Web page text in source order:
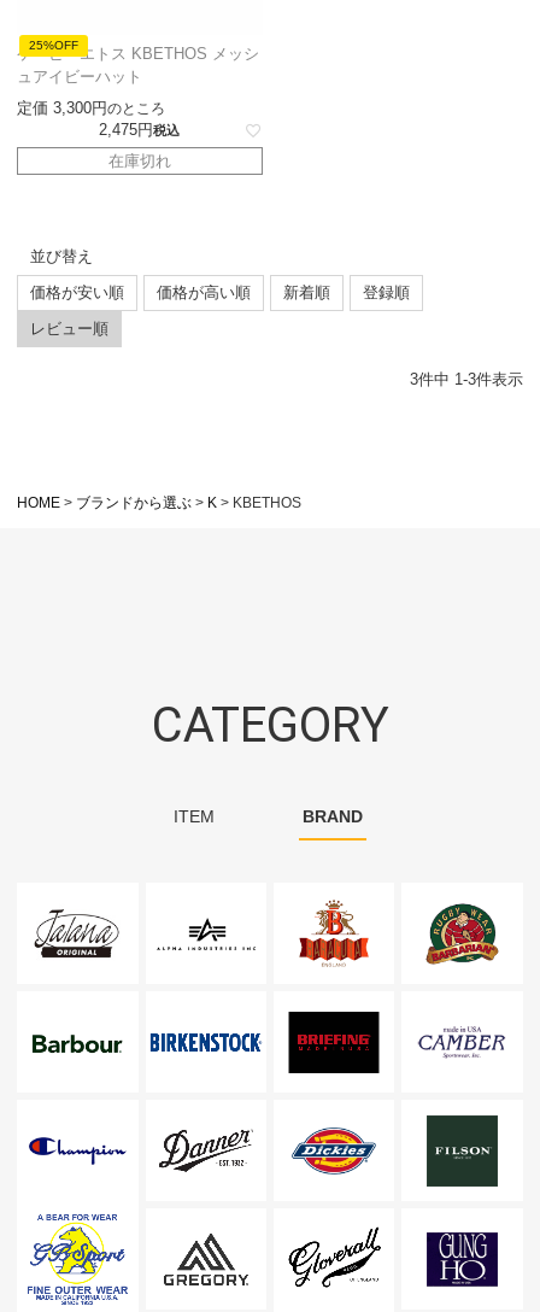
25%OFF
ケービーエトス KBETHOS メッシ
ュアイビーハット
定価 3,300 のところ
2,475 税込
在庫切れ
並び替え
価格が安い順
価格が高い順 新着順
登録順
レビュー順
3件中 1-3件表示
HOME ブランドから選ぶ K KBETHOS
CATEGORY
ITEM BRAND